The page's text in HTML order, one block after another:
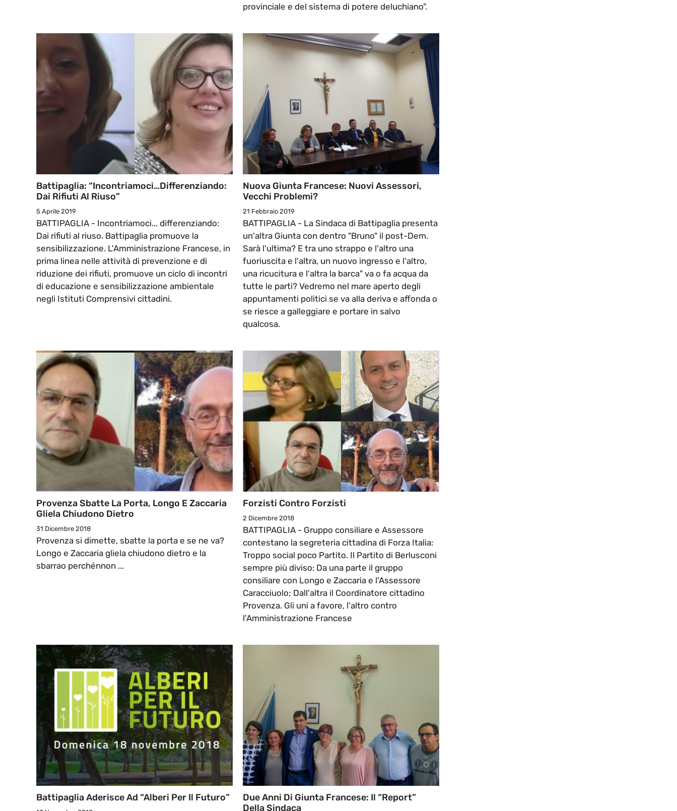
provinciale e del sistema di potere deluchiano".
Battipaglia: “Incontriamoci…differenziando:
Dai Rifiuti Al Riuso”
5 Aprile 2019
BATTIPAGLIA - Incontriamoci... differenziando:
Dai rifiuti al riuso. Battipaglia promuove la
sensibilizzazione. L'Amministrazione Francese, in
prima linea nelle attività di prevenzione e di
riduzione dei rifiuti, promuove un ciclo di incontri
di educazione e sensibilizzazione ambientale
negli Istituti Comprensivi cittadini.
Nuova Giunta Francese: Nuovi Assessori,
Vecchi Problemi?
21 Febbraio 2019
BATTIPAGLIA - La Sindaca di Battipaglia presenta
un'altra Giunta con dentro "Bruno" il post-Dem.
Sarà l'ultima? E tra uno strappo e l'altro una
fuoriuscita e l'altra, un nuovo ingresso e l'altro,
una ricucitura e l'altra la barca" va o fa acqua da
tutte le parti? Vedremo nel mare aperto degli
appuntamenti politici se va alla deriva e affonda o
se riesce a galleggiare e portare in salvo
qualcosa.
Provenza Sbatte La Porta, Longo E Zaccaria
Gliela Chiudono Dietro
31 Dicembre 2018
Provenza si dimette, sbatte la porta e se ne va?
Longo e Zaccaria gliela chiudono dietro e la
sbarrao perchénnon ...
Forzisti Contro Forzisti
2 Dicembre 2018
BATTIPAGLIA - Gruppo consiliare e Assessore
contestano la segreteria cittadina di Forza Italia:
Troppo social poco Partito. Il Partito di Berlusconi
sempre più diviso: Da una parte il gruppo
consiliare con Longo e Zaccaria e l'Assessore
Caracciuolo; Dall'altra il Coordinatore cittadino
Provenza. Gli uni a favore, l'altro contro
l'Amministrazione Francese
Battipaglia Aderisce Ad “Alberi Per Il Futuro”
Due Anni Di Giunta Francese: Il “Report”
Della Sindaca